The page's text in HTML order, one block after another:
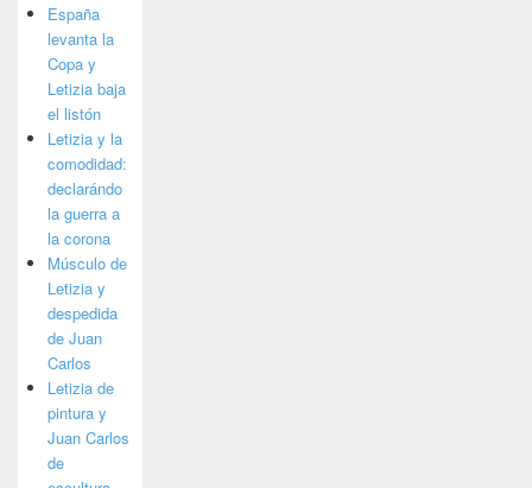
España
levanta la
Copa y
Letizia baja
el listón
Letizia y la
comodidad:
declarándo
la guerra a
la corona
Músculo de
Letizia y
despedida
de Juan
Carlos
Letizia de
pintura y
Juan Carlos
de